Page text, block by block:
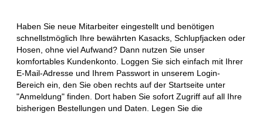
Haben Sie neue Mitarbeiter eingestellt und benötigen
schnellstmöglich Ihre bewährten Kasacks, Schlupfjacken oder
Hosen, ohne viel Aufwand? Dann nutzen Sie unser
komfortables Kundenkonto. Loggen Sie sich einfach mit Ihrer
E-Mail-Adresse und Ihrem Passwort in unserem Login-
Bereich ein, den Sie oben rechts auf der Startseite unter
"Anmeldung" finden. Dort haben Sie sofort Zugriff auf all Ihre
bisherigen Bestellungen und Daten. Legen Sie die